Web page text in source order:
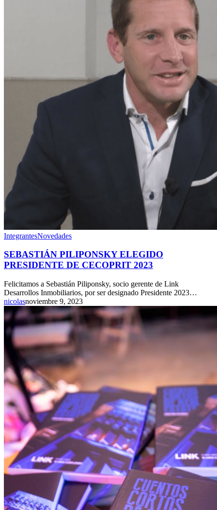
IntegrantesNovedades
SEBASTIÁN PILIPONSKY ELEGIDO
PRESIDENTE DE CECOPRIT 2023
Felicitamos a Sebastián Piliponsky, socio gerente de Link
Desarrollos Inmobiliarios, por ser designado Presidente 2023…
nicolasnoviembre 9, 2023